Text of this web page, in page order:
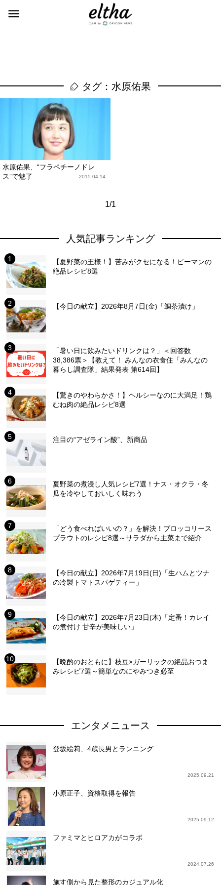
タグ：水原佑果
水原佑果、“フラペチーノドレ
ス”で魅了
2015.04.14
1/1
人気記事ランキング
【夏野菜の王様！】苦みがクセになる！ピーマンの
絶品レシピ8選
【今日の献立】2026年8月7日(金)「鯛茶漬け」
「暑い日に飲みたいドリンクは？」＜回答数
38,386票＞【教えて！ みんなの衣食住「みんなの
暮らし調査隊」結果発表 第614回】
【驚きのやわらかさ！】ヘルシーなのに大満足！鶏
むね肉の絶品レシピ8選
注目の“アゼライン酸”、新商品
夏野菜の煮浸し人気レシピ7選！ナス・オクラ・冬
瓜を冷やしておいしく味わう
「どう食べればいいの？」を解決！ブロッコリース
プラウトのレシピ8選～サラダから主菜まで紹介
【今日の献立】2026年7月19日(日)「生ハムとツナ
の冷製トマトスパゲティー」
【今日の献立】2026年7月23日(木)「定番！カレイ
の煮付け 甘辛が美味しい」
【晩酌のおともに】枝豆×ガーリックの絶品おつま
みレシピ7選～簡単なのにやみつき必至
エンタメニュース
登坂絵莉、4歳長男とランニング
2025.09.21
小原正子、資格取得を報告
2025.09.12
ファミマとヒロアカがコラボ
2024.07.26
施す側から見た整形のカジュアル化